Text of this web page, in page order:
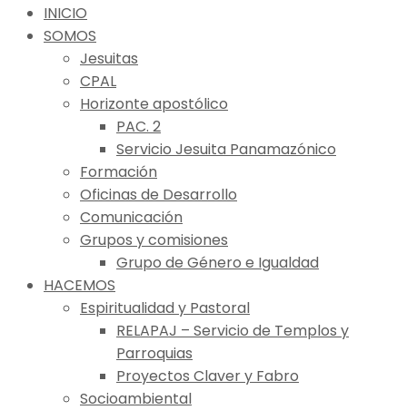
INICIO
SOMOS
Jesuitas
CPAL
Horizonte apostólico
PAC. 2
Servicio Jesuita Panamazónico
Formación
Oficinas de Desarrollo
Comunicación
Grupos y comisiones
Grupo de Género e Igualdad
HACEMOS
Espiritualidad y Pastoral
RELAPAJ – Servicio de Templos y
Parroquias
Proyectos Claver y Fabro
Socioambiental